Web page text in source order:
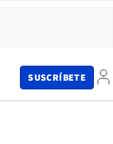
SUSCRÍBETE